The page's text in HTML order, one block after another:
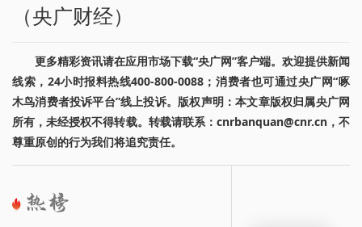
（央广财经）
更多精彩资讯请在应用市场下载“央广网”客户端。欢迎提供新闻
线索，24小时报料热线400-800-0088；消费者也可通过央广网“啄
木鸟消费者投诉平台”线上投诉。版权声明：本文章版权归属央广网
所有，未经授权不得转载。转载请联系：cnrbanquan@cnr.cn，不
尊重原创的行为我们将追究责任。